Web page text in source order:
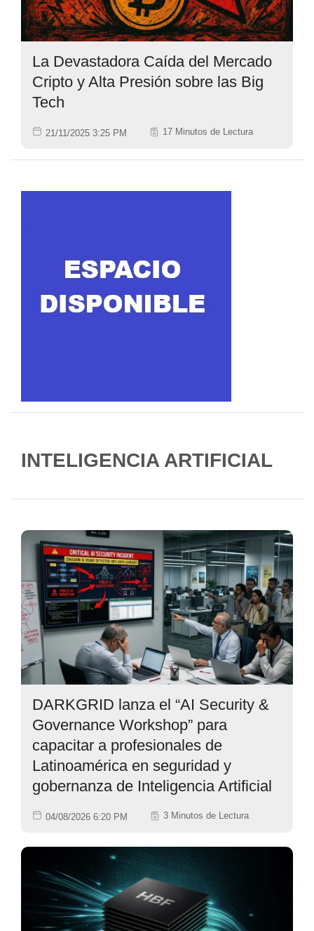
La Devastadora Caída del Mercado
Cripto y Alta Presión sobre las Big
Tech
21/11/2025 3:25 PM 17 Minutos de Lectura
INTELIGENCIA ARTIFICIAL
DARKGRID lanza el “AI Security &
Governance Workshop” para
capacitar a profesionales de
Latinoamérica en seguridad y
gobernanza de Inteligencia Artificial
04/08/2026 6:20 PM 3 Minutos de Lectura